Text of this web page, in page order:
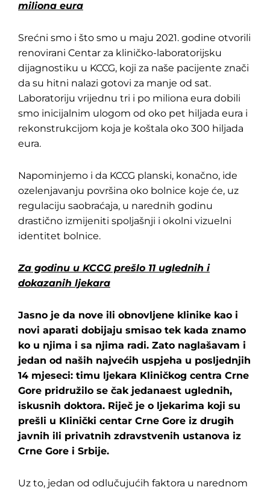
miliona eura
Srećni smo i što smo u maju 2021. godine otvorili
renovirani Centar za kliničko-laboratorijsku
dijagnostiku u KCCG, koji za naše pacijente znači
da su hitni nalazi gotovi za manje od sat.
Laboratoriju vrijednu tri i po miliona eura dobili
smo inicijalnim ulogom od oko pet hiljada eura i
rekonstrukcijom koja je koštala oko 300 hiljada
eura.
Napominjemo i da KCCG planski, konačno, ide
ozelenjavanju površina oko bolnice koje će, uz
regulaciju saobraćaja, u narednih godinu
drastično izmijeniti spoljašnji i okolni vizuelni
identitet bolnice.
Za godinu u KCCG prešlo 11 uglednih i
dokazanih ljekara
Jasno je da nove ili obnovljene klinike kao i
novi aparati dobijaju smisao tek kada znamo
ko u njima i sa njima radi. Zato naglašavam i
jedan od naših najvećih uspjeha u posljednjih
14 mjeseci: timu ljekara Kliničkog centra Crne
Gore pridružilo se čak jedanaest uglednih,
iskusnih doktora. Riječ je o ljekarima koji su
prešli u Klinički centar Crne Gore iz drugih
javnih ili privatnih zdravstvenih ustanova iz
Crne Gore i Srbije.
Uz to, jedan od odlučujućih faktora u narednom